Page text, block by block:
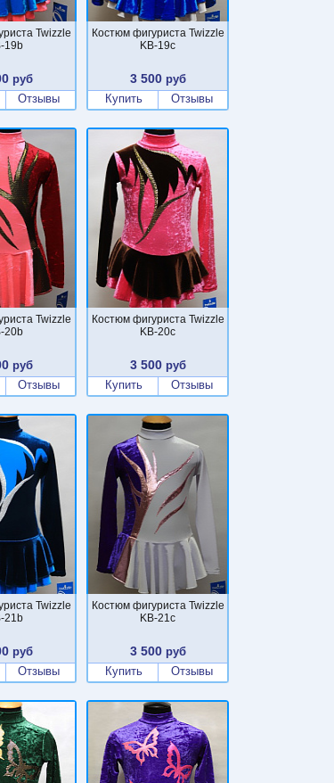
Twizzle
19b
руб
Отзывы
Костюм фигуриста Twizzle
KB-19c
3 500руб
Купить
Отзывы
Twizzle
20b
руб
Отзывы
Костюм фигуриста Twizzle
KB-20c
3 500руб
Купить
Отзывы
Twizzle
21b
руб
Отзывы
Костюм фигуриста Twizzle
KB-21c
3 500руб
Купить
Отзывы